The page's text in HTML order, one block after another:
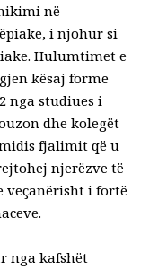
në
i njohur si
Hulumtimet e
kësaj forme
nga studiues i
dhe kolegët
fjalimit që u
njerëzve të
i fortë
nga kafshët